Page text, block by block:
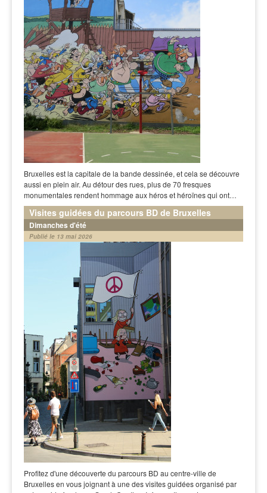
Bruxelles est la capitale de la bande dessinée, et cela se découvre
aussi en plein air. Au détour des rues, plus de 70 fresques
monumentales rendent hommage aux héros et héroïnes qui ont…
Visites guidées du parcours BD de Bruxelles
Dimanches d'été
Publié le 13 mai 2026
Profitez d'une découverte du parcours BD au centre-ville de
Bruxelles en vous joignant à une des visites guidées organisé par